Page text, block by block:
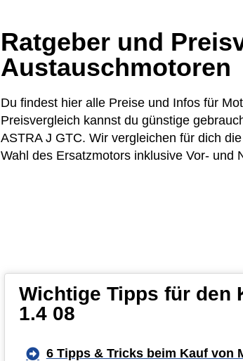
Ratgeber und
Austauschmotoren
Du findest hier alle Preise und Infos für
Preisvergleich kannst du günstige
ASTRA J GTC. Wir vergleichen für dich
Wahl des Ersatzmotors inklusive Vor- und
Wichtige Tipps für den
1.4 08
6 Tipps & Tricks beim Kauf von